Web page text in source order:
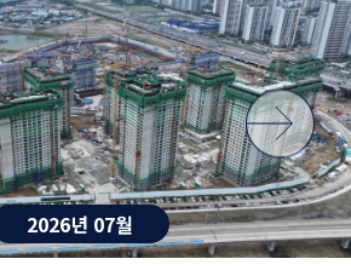
2026년 07월